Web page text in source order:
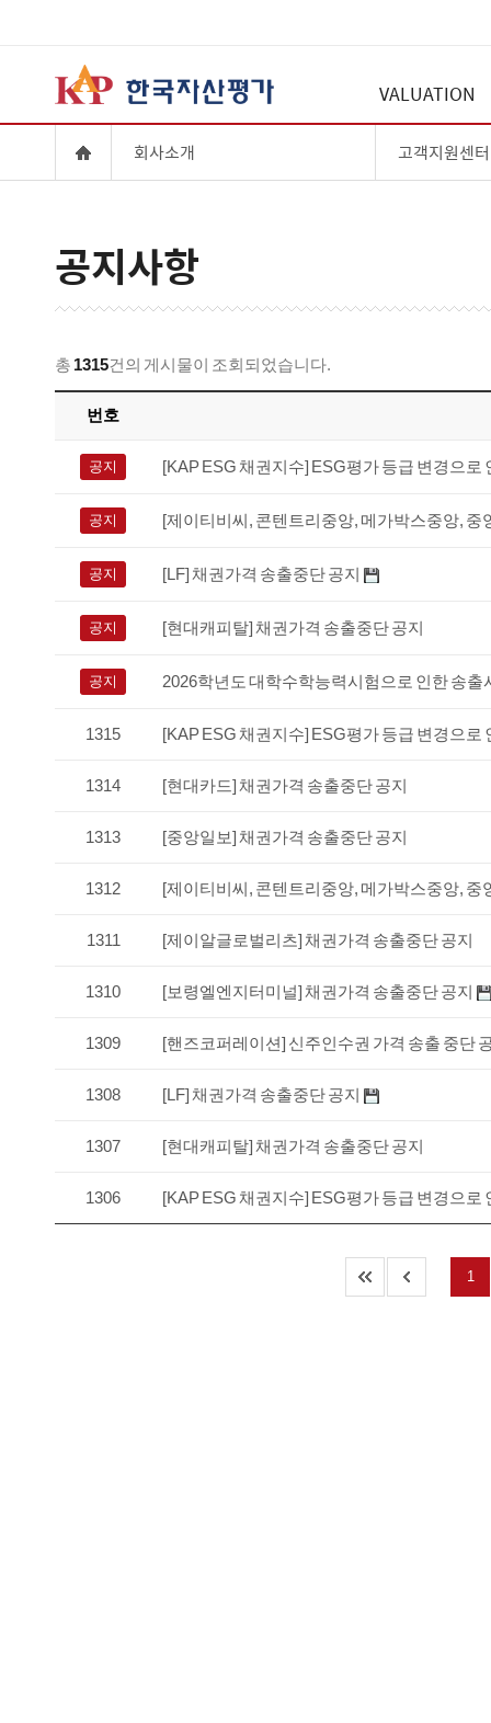
VALUATION
회사소개 고객지원센터
공지사항
총 1315건의 게시물이 조회되었습니다.
번호
공지 [KAP ESG 채권지수] ESG평가 등급 변경으로
공지 [제이티비씨, 콘텐트리중앙, 메가박스중앙,
공지 [LF] 채권가격 송출중단 공지
공지 [현대캐피탈] 채권가격 송출중단 공지
공지 2026학년도 대학수학능력시험으로 인한 송출
1315 [KAP ESG 채권지수] ESG평가 등급 변경으로
1314 [현대카드] 채권가격 송출중단 공지
1313 [중앙일보] 채권가격 송출중단 공지
1312 [제이티비씨, 콘텐트리중앙, 메가박스중앙,
1311 [제이알글로벌리츠] 채권가격 송출중단 공지
1310 [보령엘엔지터미널] 채권가격 송출중단 공지
1309 [핸즈코퍼레이션] 신주인수권 가격 송출 중단
1308 [LF] 채권가격 송출중단 공지
1307 [현대캐피탈] 채권가격 송출중단 공지
1306 [KAP ESG 채권지수] ESG평가 등급 변경으로
1